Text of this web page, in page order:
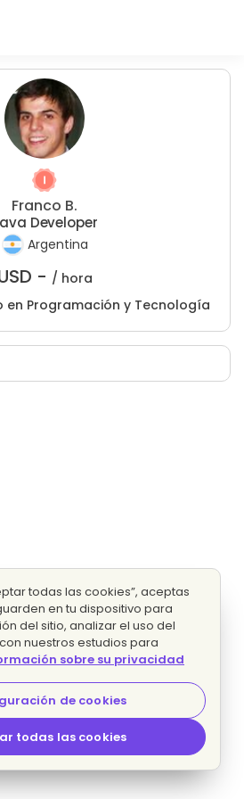
Franco B.
Developer
Argentina
- / hora
en Programación y Tecnología
todas las cookies”, aceptas
en tu dispositivo para
del sitio, analizar el uso del
nuestros estudios para
sobre su privacidad
de cookies
todas las cookies